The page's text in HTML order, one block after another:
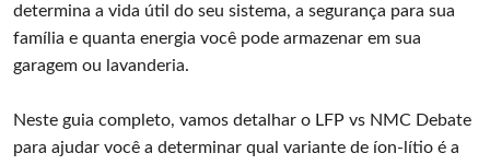
determina a vida útil do seu sistema, a segurança para sua
família e quanta energia você pode armazenar em sua
garagem ou lavanderia.
Neste guia completo, vamos detalhar o LFP vs NMC Debate
para ajudar você a determinar qual variante de íon-lítio é a